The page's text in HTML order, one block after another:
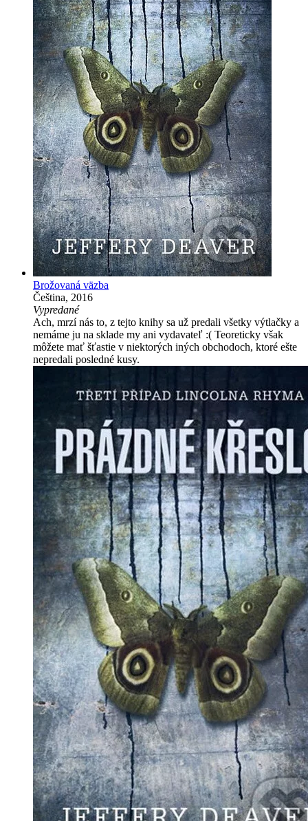
Brožovaná väzba
Čeština, 2016
Vypredané
Ach, mrzí nás to, z tejto knihy sa už predali všetky výtlačky a
nemáme ju na sklade my ani vydavateľ :( Teoreticky však
môžete mať šťastie v niektorých iných obchodoch, ktoré ešte
nepredali posledné kusy.